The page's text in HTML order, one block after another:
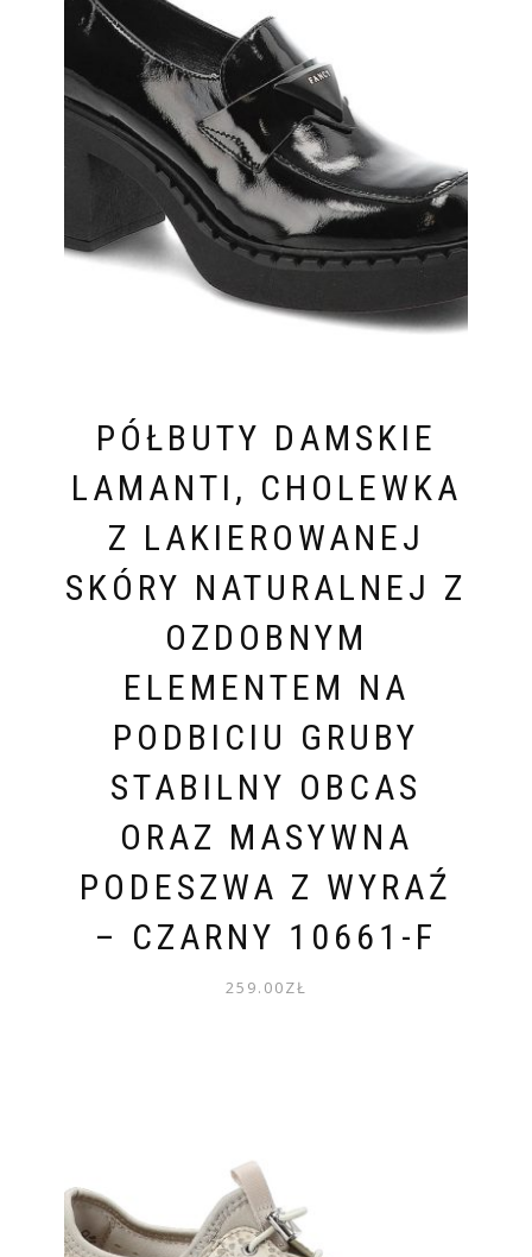
PÓŁBUTY DAMSKIE
LAMANTI, CHOLEWKA
Z LAKIEROWANEJ
SKÓRY NATURALNEJ Z
OZDOBNYM
ELEMENTEM NA
PODBICIU GRUBY
STABILNY OBCAS
ORAZ MASYWNA
PODESZWA Z WYRAŹ
– CZARNY 10661-F
259.00ZŁ